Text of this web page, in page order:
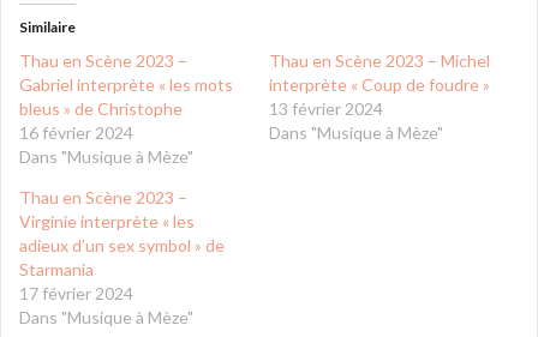
Similaire
Thau en Scène 2023 –
Gabriel interprète « les mots
bleus » de Christophe
16 février 2024
Dans "Musique à Mèze"
Thau en Scène 2023 – Michel
interprète « Coup de foudre »
13 février 2024
Dans "Musique à Mèze"
Thau en Scène 2023 –
Virginie interprète « les
adieux d’un sex symbol » de
Starmania
17 février 2024
Dans "Musique à Mèze"